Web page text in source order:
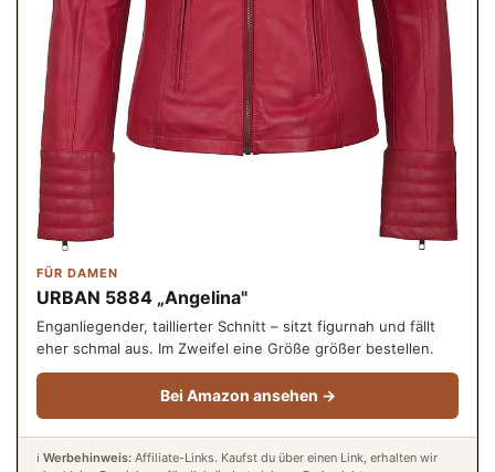
FÜR DAMEN
URBAN 5884 „Angelina"
Enganliegender, taillierter Schnitt – sitzt figurnah und fällt
eher schmal aus. Im Zweifel eine Größe größer bestellen.
Bei Amazon ansehen →
ℹ️ Werbehinweis: Affiliate-Links. Kaufst du über einen Link, erhalten wir